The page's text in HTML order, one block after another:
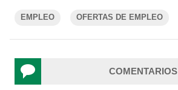
EMPLEO OFERTAS DE EMPLEO
COMENTARIOS